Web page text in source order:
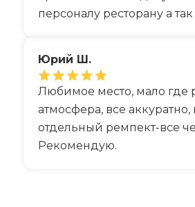
персоналу ресторану а
Юрий Ш.
Любимое место, мало где
атмосфера, все
отдельный ремпект-все
Рекомендую.